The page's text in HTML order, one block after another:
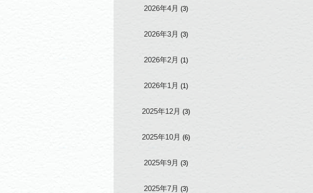
2026年4月 (3)
2026年3月 (3)
2026年2月 (1)
2026年1月 (1)
2025年12月 (3)
2025年10月 (6)
2025年9月 (3)
2025年7月 (3)